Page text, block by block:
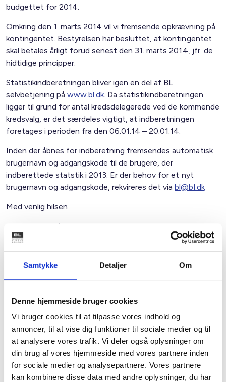
Samtykke Detaljer Om
Denne hjemmeside bruger cookies
Vi bruger cookies til at tilpasse vores indhold og
annoncer, til at vise dig funktioner til sociale medier og til
at analysere vores trafik. Vi deler også oplysninger om
din brug af vores hjemmeside med vores partnere inden
for sociale medier og analysepartnere. Vores partnere
kan kombinere disse data med andre oplysninger, du har
budgettet for 2014.
Omkring den 1. marts 2014 vil vi fremsende opkrævning på
kontingentet. Bestyrelsen har besluttet, at kontingentet
skal betales årligt forud senest den 31. marts 2014, jfr. de
hidtidige principper.
Statistikindberetningen bliver igen en del af BL
selvbetjening påwww.bl.dk. Da statistikindberetningen
ligger til grund for antal kredsdelegerede ved de kommende
kredsvalg, er det særdeles vigtigt, at indberetningen
foretages i perioden fra den 06.01.14 – 20.01.14.
Inden der åbnes for indberetning fremsendes automatisk
brugernavn og adgangskode til de brugere, der
indberettede statstik i 2013. Er der behov for et nyt
brugernavn og adgangskode, rekvireres det viabl@bl.dk
Med venlig hilsen
Bent Madsen / Merete Frese
Kontakt
Bent Madsen
Adm. direktør
Tlf: 28 88 18 77
Mail: bma@bl.dk